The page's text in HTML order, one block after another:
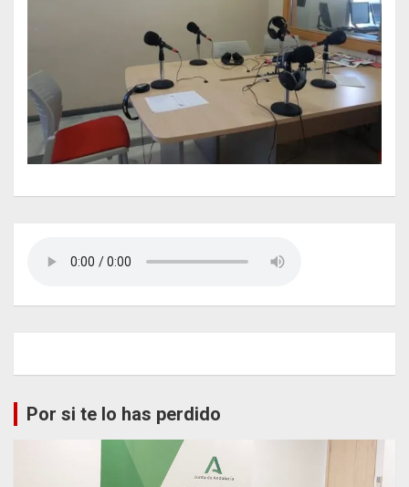
Por si te lo has perdido